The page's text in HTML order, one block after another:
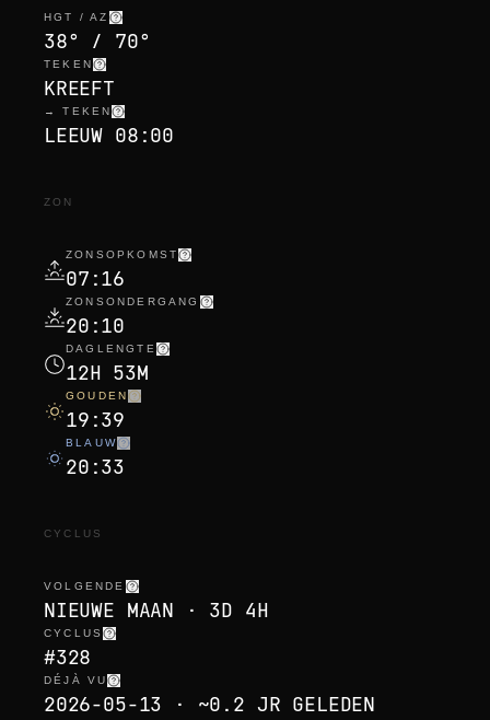
HGT / AZ
38° / 70°
TEKEN
KREEFT
→ TEKEN
LEEUW 08:00
ZON
ZONSOPKOMST
07:16
ZONSONDERGANG
20:10
DAGLENGTE
12H 53M
GOUDEN
19:39
BLAUW
20:33
CYCLUS
VOLGENDE
NIEUWE MAAN · 3D 4H
CYCLUS
#328
DÉJÀ VU
2026-05-13 · ~0.2 JR GELEDEN